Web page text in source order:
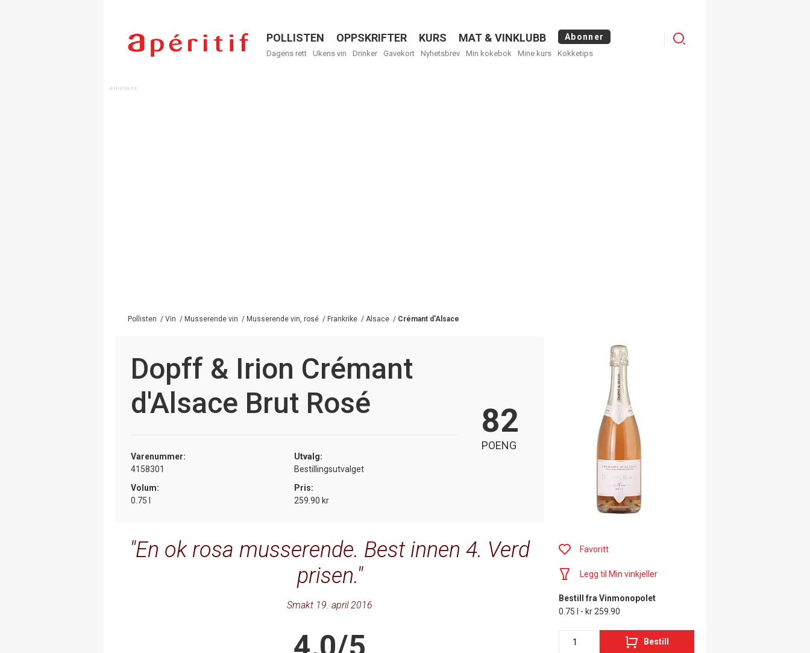
Menu
POLLISTEN OPPSKRIFTER KURS MAT & VINKLUBB Abonner
Dagens rett Ukens vin Drinker Gavekort Nyhetsbrev Min kokebok Mine kurs Kokketips
Menu
Pollisten / Vin / Musserende vin / Musserende vin, rosé / Frankrike / Alsace / Crémant d'Alsace
Dopff & Irion Crémant
d'Alsace Brut Rosé
Varenummer:
4158301
Utvalg:
Bestillingsutvalget
Volum:
0.75 l
Pris:
259.90 kr
82
POENG
En ok rosa musserende. Best innen 4. Verd
prisen.
Smakt 19. april 2016
Favoritt
Legg til Min vinkjeller
Bestill fra Vinmonopolet
0.75 l - kr 259.90
Bestill